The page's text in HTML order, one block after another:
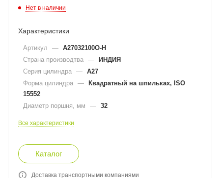
Нет в наличии
Характеристики
Артикул — A27032100O-H
Страна производтва — ИНДИЯ
Серия цилиндра — A27
Форма цилиндра — Квадратный на шпильках, ISO
15552
Диаметр поршня, мм
— 32
Все характеристики
Каталог
Доставка транспортными компаниями